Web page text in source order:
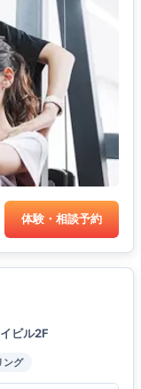
体験・相談予約
ビル2F
ング